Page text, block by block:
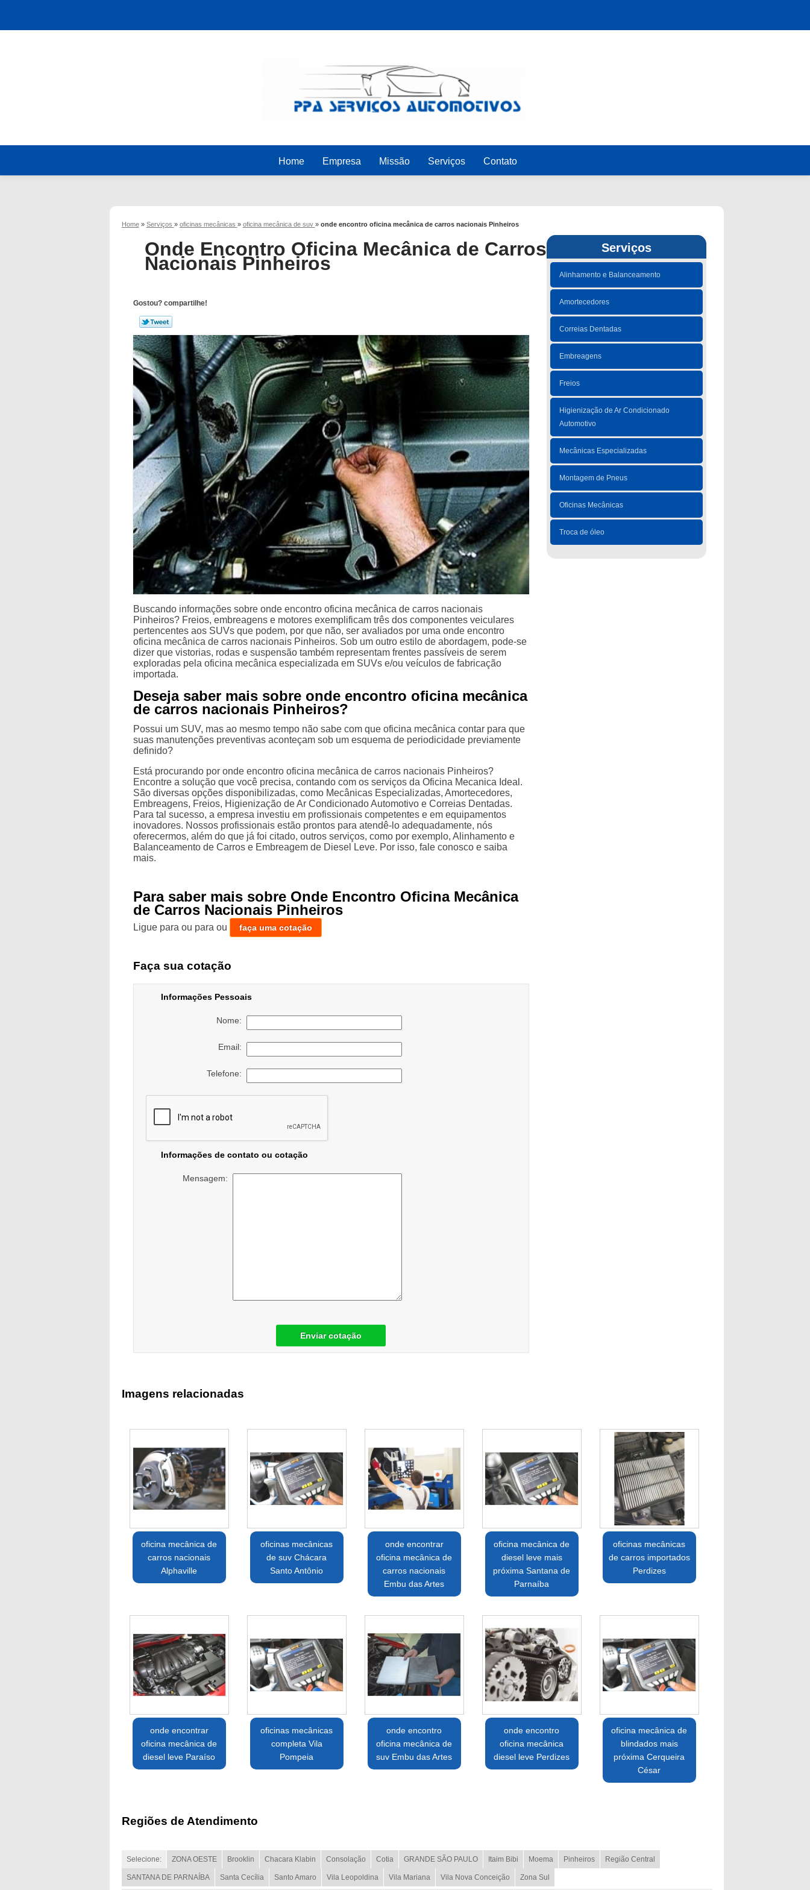
Home Empresa Missão Serviços Contato
Home » Serviços » oficinas mecânicas » oficina mecânica de suv » onde encontro oficina mecânica de carros nacionais Pinheiros
Serviços
Alinhamento e Balanceamento
Amortecedores
Correias Dentadas
Embreagens
Freios
Higienização de Ar Condicionado
Automotivo
Mecânicas Especializadas
Montagem de Pneus
Oficinas Mecânicas
Troca de óleo
Onde Encontro Oficina Mecânica de Carros
Nacionais Pinheiros
Gostou? compartilhe!
Buscando informações sobre onde encontro oficina mecânica de carros nacionais
Pinheiros? Freios, embreagens e motores exemplificam três dos componentes veiculares
pertencentes aos SUVs que podem, por que não, ser avaliados por uma onde encontro
oficina mecânica de carros nacionais Pinheiros. Sob um outro estilo de abordagem, pode-se
dizer que vistorias, rodas e suspensão também representam frentes passíveis de serem
exploradas pela oficina mecânica especializada em SUVs e/ou veículos de fabricação
importada.
Deseja saber mais sobre onde encontro oficina mecânica
de carros nacionais Pinheiros?
Possui um SUV, mas ao mesmo tempo não sabe com que oficina mecânica contar para que
suas manutenções preventivas aconteçam sob um esquema de periodicidade previamente
definido?
Está procurando por onde encontro oficina mecânica de carros nacionais Pinheiros?
Encontre a solução que você precisa, contando com os serviços da Oficina Mecanica Ideal.
São diversas opções disponibilizadas, como Mecânicas Especializadas, Amortecedores,
Embreagens, Freios, Higienização de Ar Condicionado Automotivo e Correias Dentadas.
Para tal sucesso, a empresa investiu em profissionais competentes e em equipamentos
inovadores. Nossos profissionais estão prontos para atendê-lo adequadamente, nós
oferecermos, além do que já foi citado, outros serviços, como por exemplo, Alinhamento e
Balanceamento de Carros e Embreagem de Diesel Leve. Por isso, fale conosco e saiba
mais.
Para saber mais sobre Onde Encontro Oficina Mecânica
de Carros Nacionais Pinheiros
Ligue paraou paraou faça uma cotação
Faça sua cotação
Informações Pessoais
Nome:
Email:
Telefone:
Informações de contato ou cotação
Mensagem:
Enviar cotação
Imagens relacionadas
oficina mecânica de
carros nacionais
Alphaville
oficinas mecânicas
de suv Chácara
Santo Antônio
onde encontrar
oficina mecânica de
carros nacionais
Embu das Artes
oficina mecânica de
diesel leve mais
próxima Santana de
Parnaíba
oficinas mecânicas
de carros importados
Perdizes
onde encontrar
oficina mecânica de
diesel leve Paraíso
oficinas mecânicas
completa Vila
Pompeia
onde encontro
oficina mecânica de
suv Embu das Artes
onde encontro
oficina mecânica
diesel leve Perdizes
oficina mecânica de
blindados mais
próxima Cerqueira
César
Regiões de Atendimento
Selecione: ZONA OESTE Brooklin Chacara Klabin Consolação Cotia GRANDE SÃO PAULO Itaim Bibi Moema Pinheiros Região Central
SANTANA DE PARNAÍBA Santa Cecília Santo Amaro Vila Leopoldina Vila Mariana Vila Nova Conceição Zona Sul